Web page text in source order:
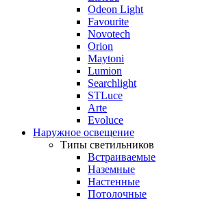
Odeon Light
Favourite
Novotech
Orion
Maytoni
Lumion
Searchlight
STLuce
Arte
Evoluce
Наружное освещение
Типы светильников
Встраиваемые
Наземные
Настенные
Потолочные